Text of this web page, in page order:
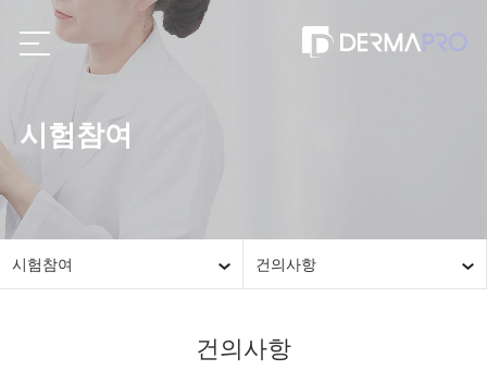
시험참여
시험참여 건의사항
건의사항